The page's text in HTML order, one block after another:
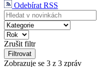
Odebírat RSS
Zrušit filtr
Filtrovat
Zobrazuje se 3 z 3 zpráv